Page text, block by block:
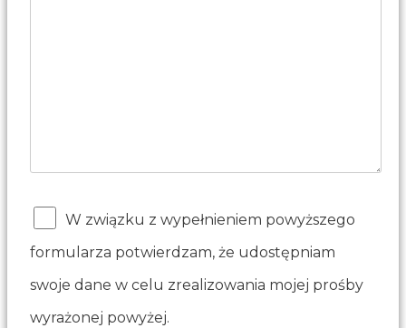
W związku z wypełnieniem powyższego
formularza potwierdzam, że udostępniam
swoje dane w celu zrealizowania mojej prośby
wyrażonej powyżej.